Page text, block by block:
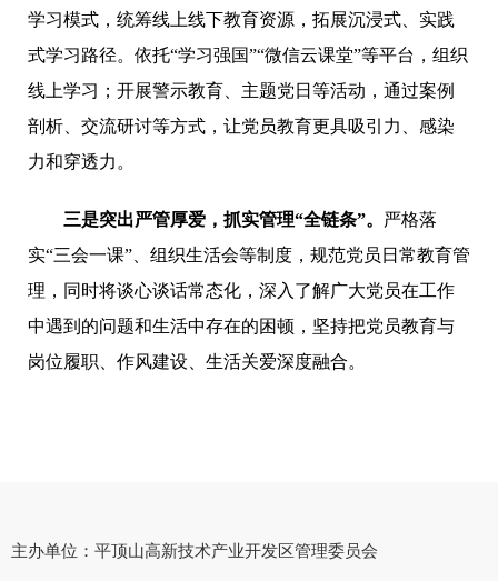
学习模式，统筹线上线下教育资源，拓展沉浸式、实践
式学习路径。依托“学习强国”“微信云课堂”等平台，组织
线上学习；开展警示教育、主题党日等活动，通过案例
剖析、交流研讨等方式，让党员教育更具吸引力、感染
力和穿透力。
三是突出严管厚爱，抓实管理“全链条”。 严格落
实“三会一课”、组织生活会等制度，规范党员日常教育管
理，同时将谈心谈话常态化，深入了解广大党员在工作
中遇到的问题和生活中存在的困顿，坚持把党员教育与
岗位履职、作风建设、生活关爱深度融合。
主办单位：平顶山高新技术产业开发区管理委员会